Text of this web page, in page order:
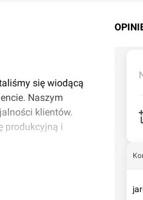
się wiodącą
Naszym
klientów.
produkcyjną i